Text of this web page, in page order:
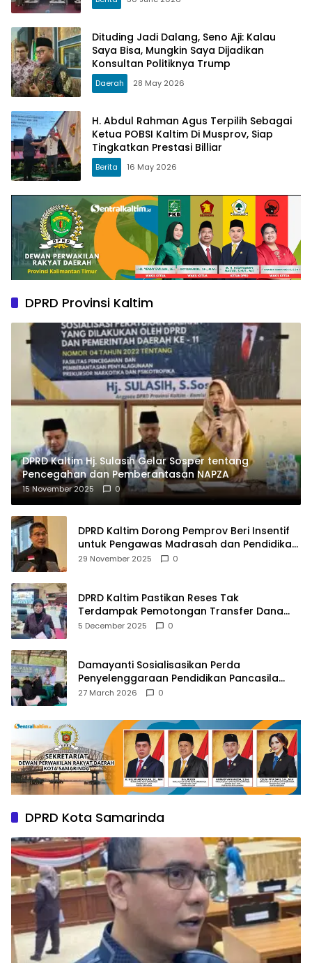
Dituding Jadi Dalang, Seno Aji: Kalau
Saya Bisa, Mungkin Saya Dijadikan
Konsultan Politiknya Trump
Daerah 28 May 2026
H. Abdul Rahman Agus Terpilih Sebagai
Ketua POBSI Kaltim Di Musprov, Siap
Tingkatkan Prestasi Billiar
Berita 16 May 2026
DPRD Provinsi Kaltim
DPRD Kaltim Hj. Sulasih Gelar Sosper tentang
Pencegahan dan Pemberantasan NAPZA
15 November 2025 0
DPRD Kaltim Dorong Pemprov Beri Insentif
untuk Pengawas Madrasah dan Pendidikan
Agama
29 November 2025 0
DPRD Kaltim Pastikan Reses Tak
Terdampak Pemotongan Transfer Dana
Pusat
5 December 2025 0
Damayanti Sosialisasikan Perda
Penyelenggaraan Pendidikan Pancasila
dan Wawasan Kebangsaan
27 March 2026 0
DPRD Kota Samarinda